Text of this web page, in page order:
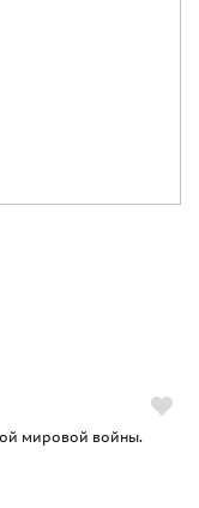
мировой войны.